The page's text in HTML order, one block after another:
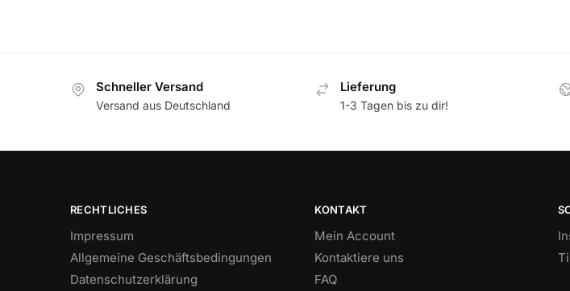
Schneller Versand
Versand aus Deutschland
Lieferung
1-3 Tagen bis zu dir!
RECHTLICHES
Impressum
Allgemeine Geschäftsbedingungen
Datenschutzerklärung
KONTAKT
Mein Account
Kontaktiere uns
FAQ